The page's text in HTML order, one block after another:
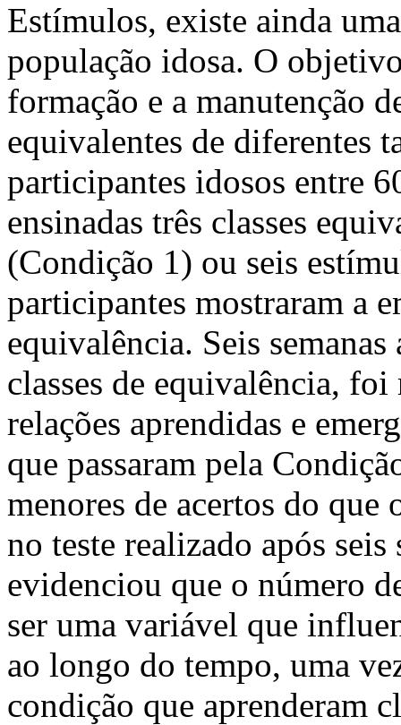
Estímulos, existe ainda
população idosa. O
formação e a manutenção
equivalentes de diferentes
participantes idosos entre
ensinadas três classes
(Condição 1) ou seis
participantes mostraram a
equivalência. Seis
classes de equivalência,
relações aprendidas e
que passaram pela
menores de acertos do que
no teste realizado após seis
evidenciou que o número
ser uma variável que
ao longo do tempo, uma
condição que aprenderam